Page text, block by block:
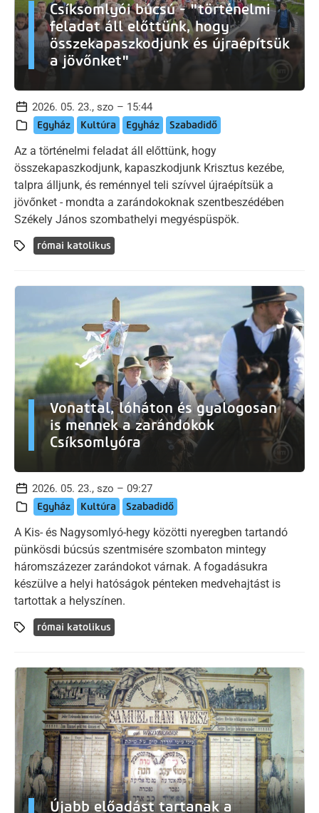
Csíksomlyói búcsú - "történelmi
feladat áll előttünk, hogy
összekapaszkodjunk és újraépítsük
a jövőnket"
2026. 05. 23., szo – 15:44
Egyház Kultúra Egyház Szabadidő
Az a történelmi feladat áll előttünk, hogy
összekapaszkodjunk, kapaszkodjunk Krisztus kezébe,
talpra álljunk, és reménnyel teli szívvel újraépítsük a
jövőnket - mondta a zarándokoknak szentbeszédében
Székely János szombathelyi megyéspüspök.
római katolikus
Vonattal, lóháton és gyalogosan
is mennek a zarándokok
Csíksomlyóra
2026. 05. 23., szo – 09:27
Egyház Kultúra Szabadidő
A Kis- és Nagysomlyó-hegy közötti nyeregben tartandó
pünkösdi búcsús szentmisére szombaton mintegy
háromszázezer zarándokot várnak. A fogadásukra
készülve a helyi hatóságok pénteken medvehajtást is
tartottak a helyszínen.
római katolikus
Újabb előadást tartanak a